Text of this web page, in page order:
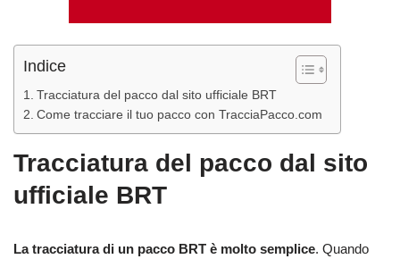
Indice
Tracciatura del pacco dal sito ufficiale BRT
Come tracciare il tuo pacco con TracciaPacco.com
Tracciatura del pacco dal sito
ufficiale BRT
La tracciatura di un pacco BRT è molto semplice. Quando